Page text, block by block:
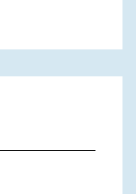
een van onze
en je team een